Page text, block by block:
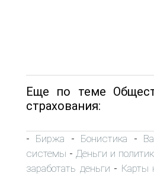
Еще по теме
страхования:
- Биржа - Бонистика -
системы - Деньги и
заработать деньги - Карты